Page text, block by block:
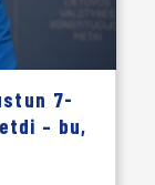
7-
– bu,